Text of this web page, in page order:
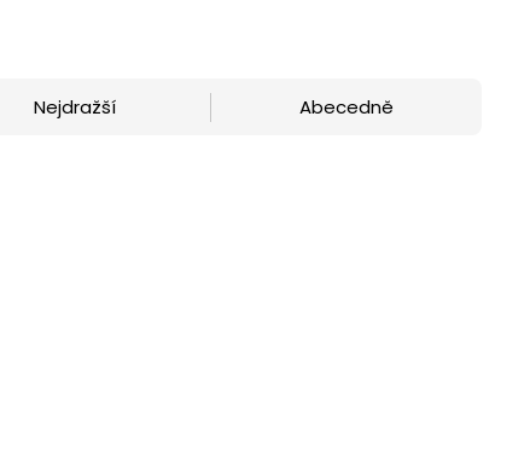
Nejdražší Abecedně